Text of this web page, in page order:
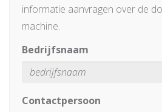
informatie aanvragen over de
machine.
Bedrijfsnaam
Contactpersoon